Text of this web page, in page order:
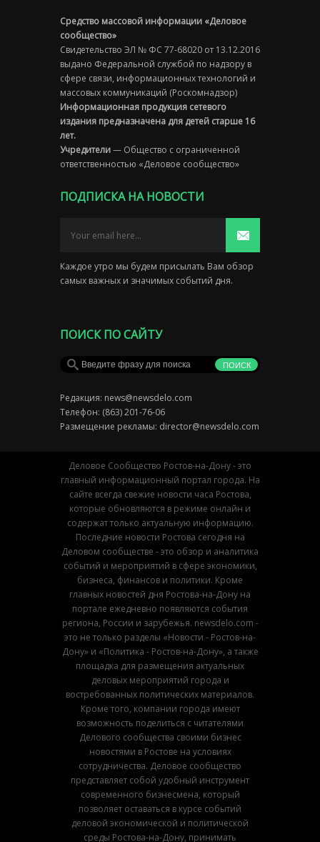
Средство массовой информации «Деловое
сообщество»
Свидетельство ЭЛ № ФС 77-68020 от 13.12.2016
выдано Федеральной службой по надзору в
сфере связи, информационных технологий и
массовых коммуникаций (Роскомнадзор)
Информационная продукция сетевого
издания предназначена для детей старше 16
лет.
Учредители— Общество с ограниченной
ответственностью «Деловое сообщество»
ПОДПИСКА НА НОВОСТИ
Каждое утро мы будем присылать Вам обзор
самых важных и значимых событий дня.
ПОИСК ПО САЙТУ
Редакция: news@newsdelo.com
Телефон: (863) 201-76-06
Размещение рекламы: director@newsdelo.com
Деловое Сообщество Ростов-на-Дону - это
главный информационный портал города. На
сайте всегда свежие новости часа Ростова,
которые обновляются в режиме онлайн и
содержат только актуальную информацию.
Последние новости Ростова сегодня на
Деловом сообществе - это обзор и аналитика
событий и мероприятий в сфере экономики,
бизнеса, финансов и политики. Кроме
главных новостей дня Ростова-на-Дону на
портале ежедневно появляются события
региона, России и зарубежья. newsdelo.com -
это не только разделы «Новости - Ростов-на-
Дону» и «Политика - Ростов-на-Дону», а также
площадка для размещения актуальных
деловых мероприятий города и
востребованных политических материалов.
Кроме того, компании города имеют
возможность поделиться с читателями
Делового сообщества своими бизнес
новостями в Ростове на условиях
сотрудничества. Деловое сообщество
представляет собой удобный инструмент
современного бизнесмена, который
позволяет оставаться в курсе событий
деловой экономической и политической
среды Ростова-на-Дону, принимать